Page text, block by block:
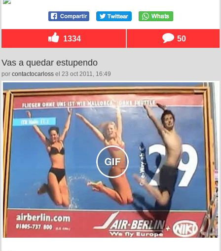
1334 50
Vas a quedar estupendo
por contactocarloss el 23 oct 2011, 16:49